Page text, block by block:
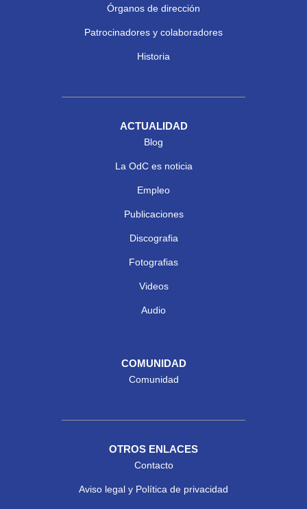
Órganos de dirección
Patrocinadores y colaboradores
Historia
ACTUALIDAD
Blog
La OdC es noticia
Empleo
Publicaciones
Discografia
Fotografias
Videos
Audio
COMUNIDAD
Comunidad
OTROS ENLACES
Contacto
Aviso legal y Política de privacidad